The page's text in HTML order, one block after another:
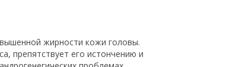
жирности кожи головы.
препятствует его истончению и